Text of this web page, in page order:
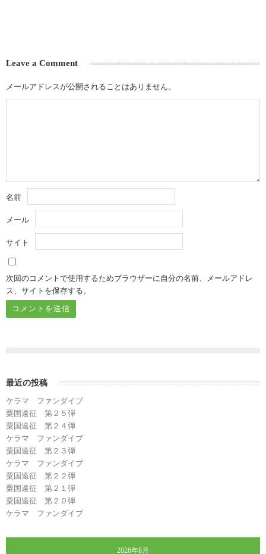
Leave a Comment
メールアドレスが公開されることはありません。
名前
メール
サイト
次回のコメントで使用するためブラウザーに自分の名前、メールアドレ
ス、サイトを保存する。
最近の投稿
ケラマ ファンダイブ
粟国遠征 第２５弾
粟国遠征 第２４弾
ケラマ ファンダイブ
粟国遠征 第２３弾
ケラマ ファンダイブ
粟国遠征 第２２弾
粟国遠征 第２１弾
粟国遠征 第２０弾
ケラマ ファンダイブ
2026年8月